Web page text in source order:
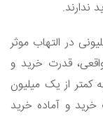
در التهاب موثر
قدرت خرید و
کمتر از یک میلیون
خرید و آماده خرید